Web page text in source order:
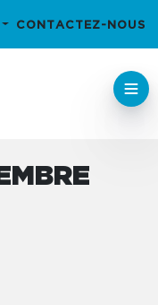
CONTACTEZ-NOUS